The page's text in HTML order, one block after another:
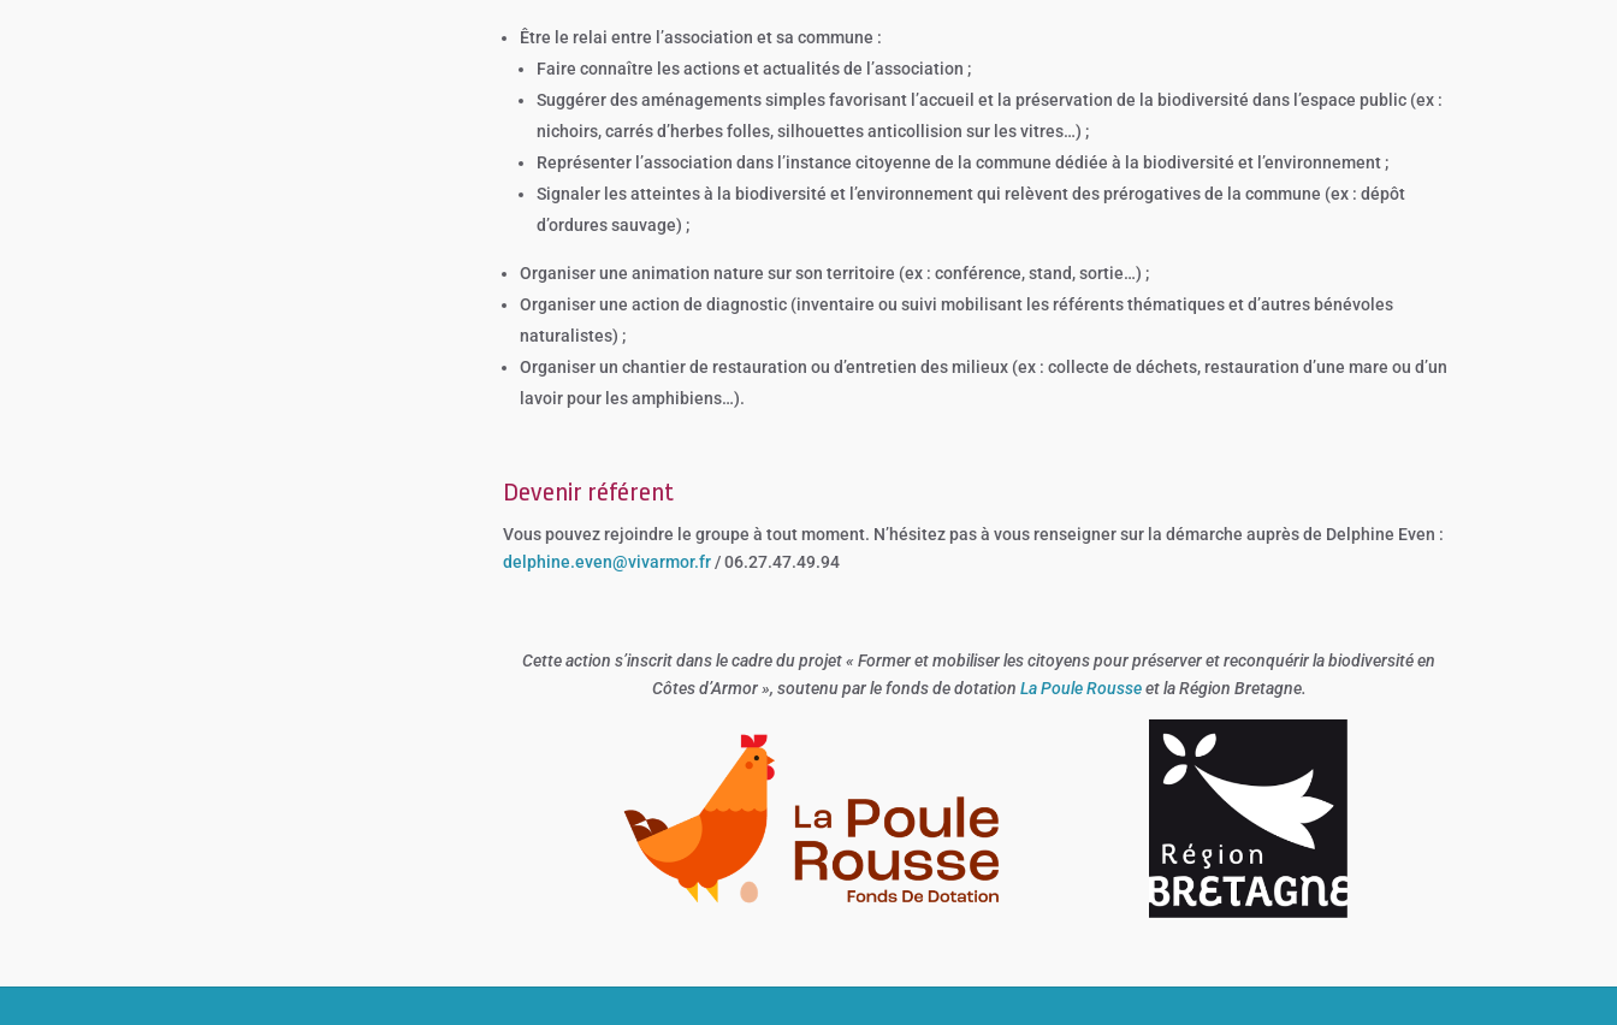
Être le relai entre l’association et sa commune :
Faire connaître les actions et actualités de l’association ;
Suggérer des aménagements simples favorisant l’accueil et la préservation de la biodiversité dans l’espace public (ex :
nichoirs, carrés d’herbes folles, silhouettes anticollision sur les vitres…) ;
Représenter l’association dans l’instance citoyenne de la commune dédiée à la biodiversité et l’environnement ;
Signaler les atteintes à la biodiversité et l’environnement qui relèvent des prérogatives de la commune (ex : dépôt
d’ordures sauvage) ;
Organiser une animation nature sur son territoire (ex : conférence, stand, sortie…) ;
Organiser une action de diagnostic (inventaire ou suivi mobilisant les référents thématiques et d’autres bénévoles
naturalistes) ;
Organiser un chantier de restauration ou d’entretien des milieux (ex : collecte de déchets, restauration d’une mare ou d’un
lavoir pour les amphibiens…).
Devenir référent
Vous pouvez rejoindre le groupe à tout moment. N’hésitez pas à vous renseigner sur la démarche auprès de Delphine Even :
delphine.even@vivarmor.fr/ 06.27.47.49.94
Cette action s’inscrit dans le cadre du projet « Former et mobiliser les citoyens pour préserver et reconquérir la biodiversité en
Côtes d’Armor », soutenu par le fonds de dotation La Poule Rousseet la Région Bretagne.